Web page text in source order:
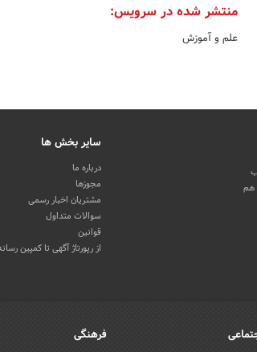
منتشر شده در سرویس:
علم و آموزش
هم
سایر بخش ها
درباره ما
مجوزها
مشتریان اخبار رسمی
سوالات متداول
قوانین
از رپورتاژ آگهی تا کمپین
فرهنگی